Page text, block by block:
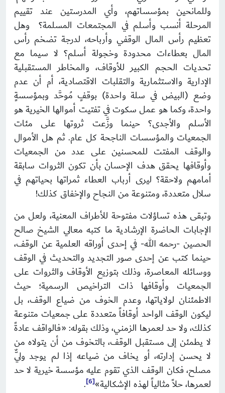
وللمانحين بمؤسساتهم، وأي المدرستين عند تقييم
المرحلة أنسب وأسلم في المجتمعات المسلمة؟ وهل
تعظيم رأس المال الوقفي وأرباحه، لدرجة تضخم رأس
المال بعطاءات محدودة وخجولة أسلم؟ لا سيما مع
تحديات الحجم الكبير للأوقاف، والمخاطر المستقبلية
الإدارية والاستثمارية والتقلبات الاقتصادية، أم أن عدم
وضع (البيض في سلة واحدة) بوقفٍ مُوحَّد وبمؤسسةٍ
واحدة، وكما هو عمل سكوت في تفتيت أموالها الخيرية هو
الأسلم والأجدى؟ حينما وزَّعت ثروتها على مئات
الجمعيات والمؤسسات الناجحة كل عام. ثم هل الأموال
والوقف المفتت للمحسنين على عدد من الجمعيات
وأوقافها يحقق هدف الإحسان بأن تكون الثروات سابقة
أمامهم ولاحقة؟ ليرى أرباب العطاء ثمراتها بحياتهم في
سلال متعددة، ومتنوعة من النجاح والإخفاق كذلك!
وتبقى هذه تساؤلات مفتوحة للأطراف المعنية، ولعل من
الإجابات الحاضرة الإرشادية ما كتبه معالي الشيخ صالح
الحصين -رحمه الله- في إحدى أوراقه العلمية عن الوقف،
حينما كتب عن إحدى صور التجديد والتحديث في الوقف
ووسائله المعاصرة، وذلك بتوزيع الأوقاف والثروات على
الجمعيات وأوقافها ذات التراخيص الرسمية؛ حيث
الاطمئنان لولاياتها، وعدم الخوف من ضياع الوقف، بل
ليكون الوقف الواحد أوقافاً متعددة على جمعيات متنوعة
كذلك، ولا حد لعمرها الزمني، وذلك بقوله: «فالواقف عادةً
لا يطمئن إلى مستقبل الوقف، بالتخوف من أن يتولاه من
لا يحسن إدارته، أو يخاف من ضياعه إذا لم يوجد وليٌّ
مصلح، فكان الوقف الذي تقوم عليه مؤسسة خيرية لا حد
لعمرها، حلاً مثالياً لهذه الإشكالية»[
6]
.